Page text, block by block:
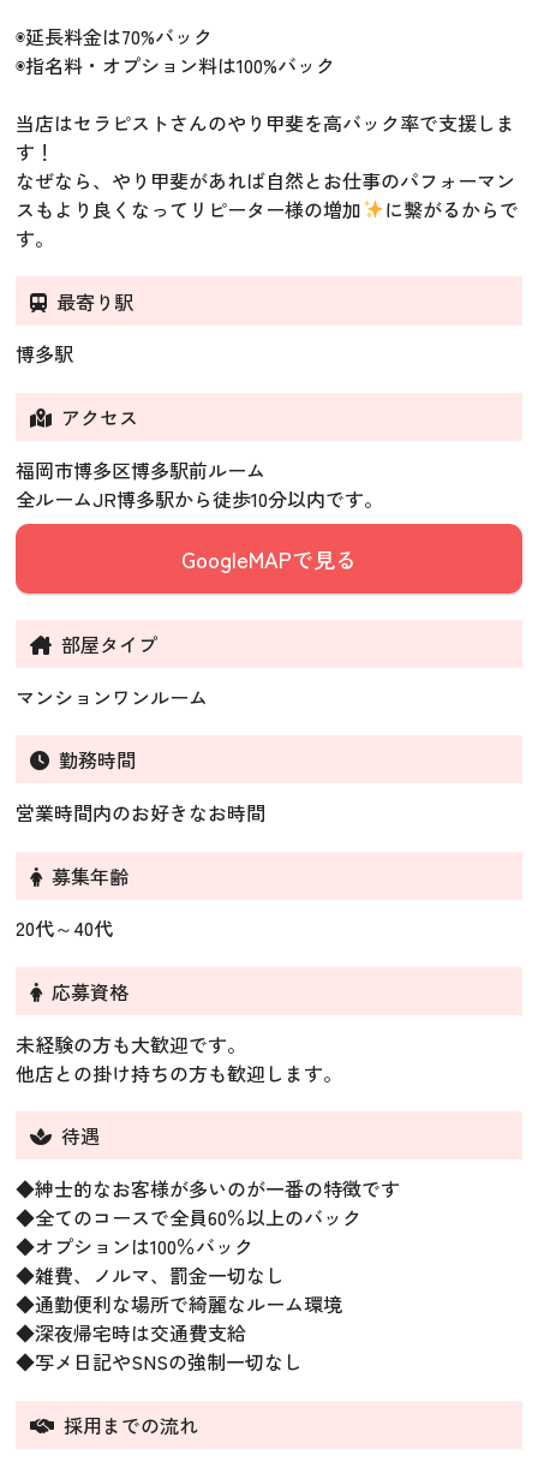
◉延長料金は70%バック
◉指名料・オプション料は100%バック
当店はセラピストさんのやり甲斐を高バック率で支援しま
す！
なぜなら、やり甲斐があれば自然とお仕事のパフォーマン
スもより良くなってリピーター様の増加
に繋がるからで
す。
最寄り駅
博多駅
アクセス
福岡市博多区博多駅前ルーム
全ルームJR博多駅から徒歩10分以内です。
GoogleMAPで見る
部屋タイプ
マンションワンルーム
勤務時間
営業時間内のお好きなお時間
募集年齢
20代～40代
応募資格
未経験の方も大歓迎です。
他店との掛け持ちの方も歓迎します。
待遇
◆紳士的なお客様が多いのが一番の特徴です
◆全てのコースで全員60％以上のバック
◆オプションは100％バック
◆雑費、ノルマ、罰金一切なし
◆通勤便利な場所で綺麗なルーム環境
◆深夜帰宅時は交通費支給
◆写メ日記やSNSの強制一切なし
採用までの流れ